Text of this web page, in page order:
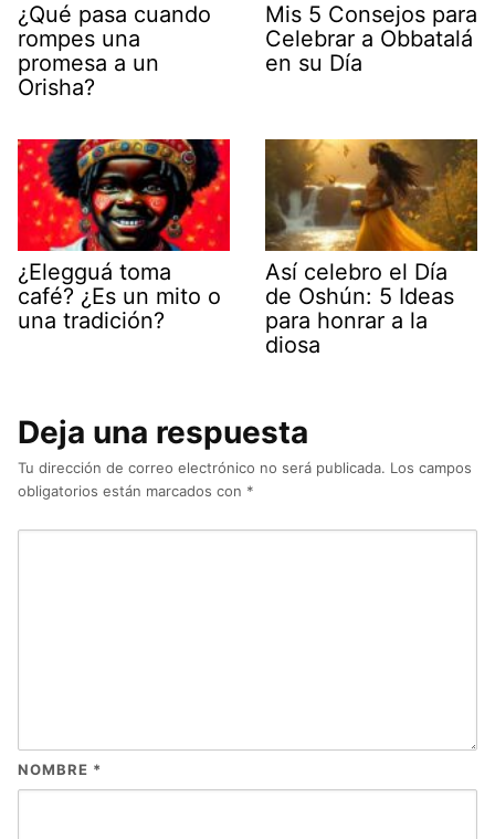
¿Qué pasa cuando
rompes una
promesa a un
Orisha?
Mis 5 Consejos para
Celebrar a Obbatalá
en su Día
¿Elegguá toma
café? ¿Es un mito o
una tradición?
Así celebro el Día
de Oshún: 5 Ideas
para honrar a la
diosa
Deja una respuesta
Tu dirección de correo electrónico no será publicada. Los campos
obligatorios están marcados con *
NOMBRE *